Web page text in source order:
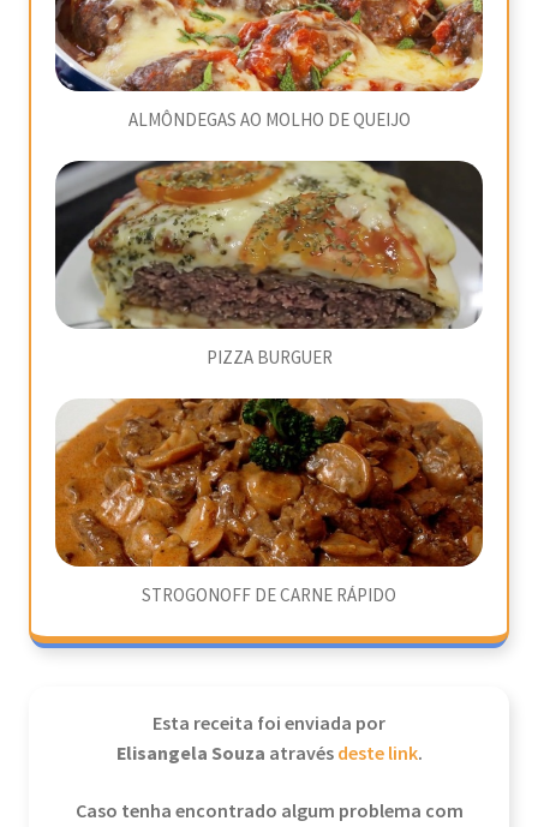
ALMÔNDEGAS AO MOLHO DE QUEIJO
PIZZA BURGUER
STROGONOFF DE CARNE RÁPIDO
Esta receita foi enviada por
Elisangela Souza atravésdeste link.
Caso tenha encontrado algum problema com